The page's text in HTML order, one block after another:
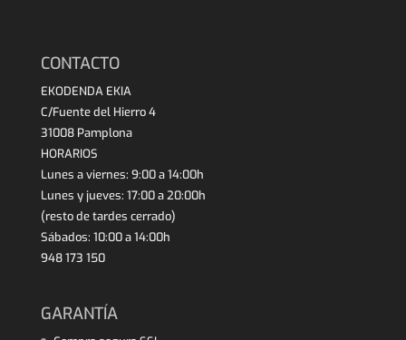
CONTACTO
EKODENDA EKIA
C/Fuente del Hierro 4
31008 Pamplona
HORARIOS
Lunes a viernes: 9:00 a 14:00h
Lunes y jueves: 17:00 a 20:00h
(resto de tardes cerrado)
Sábados: 10:00 a 14:00h
948 173 150
GARANTÍA